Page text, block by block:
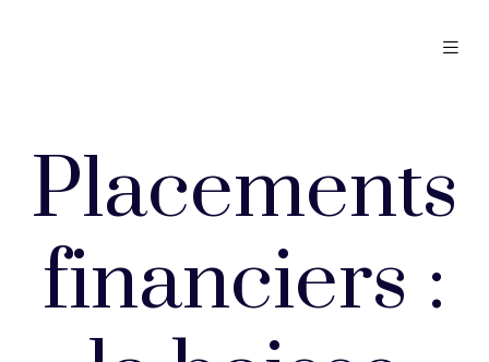
Placements
financiers :